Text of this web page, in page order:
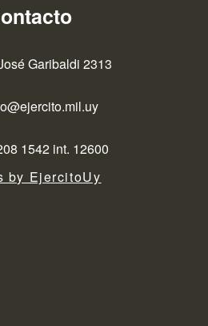
Garibaldi 2313
1542 int. 12600
by EjercitoUy